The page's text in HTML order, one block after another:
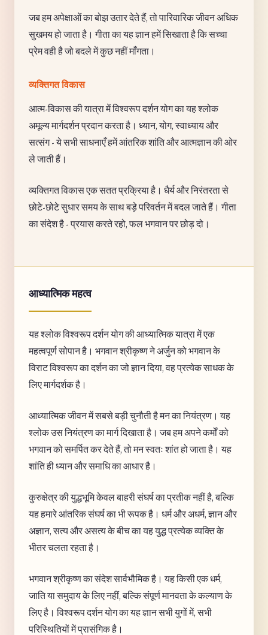
जब हम अपेक्षाओं का बोझ उतार देते हैं, तो पारिवारिक जीवन अधिक
सुखमय हो जाता है। गीता का यह ज्ञान हमें सिखाता है कि सच्चा
प्रेम वही है जो बदले में कुछ नहीं माँगता।
व्यक्तिगत विकास
आत्म-विकास की यात्रा में विश्वरूप दर्शन योग का यह श्लोक
अमूल्य मार्गदर्शन प्रदान करता है। ध्यान, योग, स्वाध्याय और
सत्संग - ये सभी साधनाएँ हमें आंतरिक शांति और आत्मज्ञान की ओर
ले जाती हैं।
व्यक्तिगत विकास एक सतत प्रक्रिया है। धैर्य और निरंतरता से
छोटे-छोटे सुधार समय के साथ बड़े परिवर्तन में बदल जाते हैं। गीता
का संदेश है - प्रयास करते रहो, फल भगवान पर छोड़ दो।
आध्यात्मिक महत्व
यह श्लोक विश्वरूप दर्शन योग की आध्यात्मिक यात्रा में एक
महत्वपूर्ण सोपान है। भगवान श्रीकृष्ण ने अर्जुन को भगवान के
विराट विश्वरूप का दर्शन का जो ज्ञान दिया, वह प्रत्येक साधक के
लिए मार्गदर्शक है।
आध्यात्मिक जीवन में सबसे बड़ी चुनौती है मन का नियंत्रण। यह
श्लोक उस नियंत्रण का मार्ग दिखाता है। जब हम अपने कर्मों को
भगवान को समर्पित कर देते हैं, तो मन स्वतः शांत हो जाता है। यह
शांति ही ध्यान और समाधि का आधार है।
कुरुक्षेत्र की युद्धभूमि केवल बाहरी संघर्ष का प्रतीक नहीं है, बल्कि
यह हमारे आंतरिक संघर्ष का भी रूपक है। धर्म और अधर्म, ज्ञान और
अज्ञान, सत्य और असत्य के बीच का यह युद्ध प्रत्येक व्यक्ति के
भीतर चलता रहता है।
भगवान श्रीकृष्ण का संदेश सार्वभौमिक है। यह किसी एक धर्म,
जाति या समुदाय के लिए नहीं, बल्कि संपूर्ण मानवता के कल्याण के
लिए है। विश्वरूप दर्शन योग का यह ज्ञान सभी युगों में, सभी
परिस्थितियों में प्रासंगिक है।